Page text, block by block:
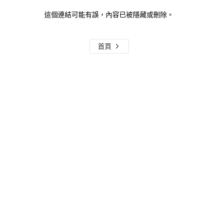
這個連結可能有誤，內容已被隱藏或刪除。
首頁